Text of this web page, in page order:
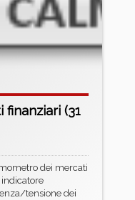
(31
dei mercati
tensione dei